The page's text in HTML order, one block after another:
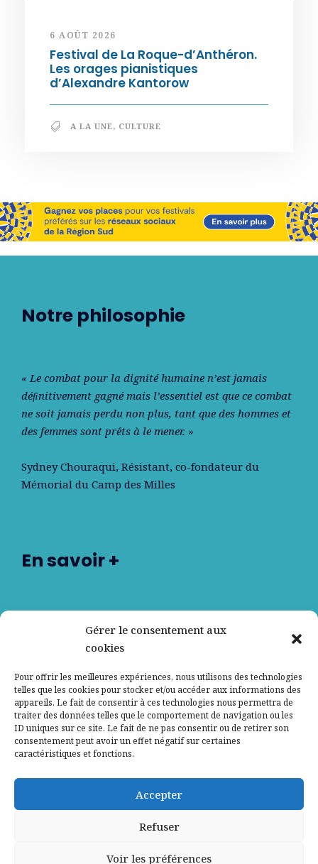
Gérer le consentement aux
cookies
Pour offrir les meilleures expériences, nous utilisons des technologies
telles que les cookies pour stocker et/ou accéder aux informations des
appareils. Le fait de consentir à ces technologies nous permettra de
traiter des données telles que le comportement de navigation ou les
ID uniques sur ce site. Le fait de ne pas consentir ou de retirer son
consentement peut avoir un effet négatif sur certaines
caractéristiques et fonctions.
Accepter
Refuser
Voir les préférences
6 AOÛT 2026
Festival de La Roque-d’Anthéron.
Les orages pianistiques
d’Alexandre Kantorow
A LA UNE, CULTURE
Notre philosophie
« Le combat pour la dignité humaine n’est jamais
déﬁnitivement gagné mais l’essentiel est que ce combat
ne soit jamais perdu non plus, tant que des hommes et
des femmes sont prêts à le mener. »
Sydney Chouraqui, Résistant, co-fondateur du
Mémorial du Camp des Milles
En savoir +
Contactez-nous
Mentions légales